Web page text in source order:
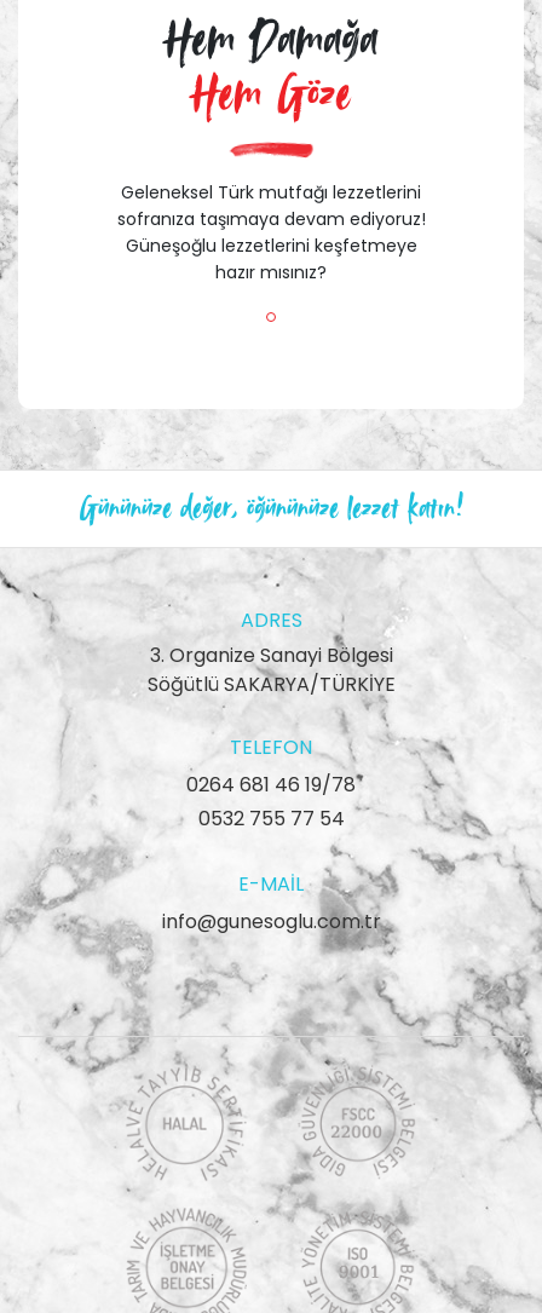
Hem Damağa
Hem Göze
Geleneksel Türk mutfağı lezzetlerini
sofranıza taşımaya devam ediyoruz!
Güneşoğlu lezzetlerini keşfetmeye
hazır mısınız?
Gününüze değer, öğününüze lezzet katın!
ADRES
3. Organize Sanayi Bölgesi
Söğütlü SAKARYA/TÜRKİYE
TELEFON
0264 681 46 19/78
0532 755 77 54
E-MAIL
info@gunesoglu.com.tr